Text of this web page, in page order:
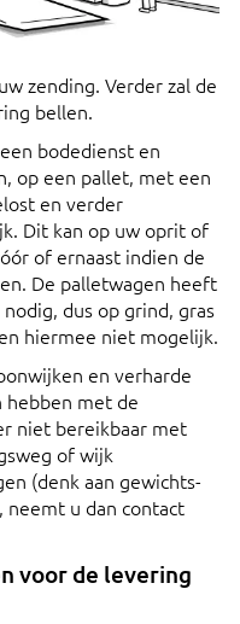
zending. Verder zal de
bellen.
bodedienst en
op een pallet, met een
en verder
Dit kan op uw oprit of
of ernaast indien de
De palletwagen heeft
dus op grind, gras
hiermee niet mogelijk.
en verharde
hebben met de
niet bereikbaar met
of wijk
(denk aan gewichts-
u dan contact
voor de levering